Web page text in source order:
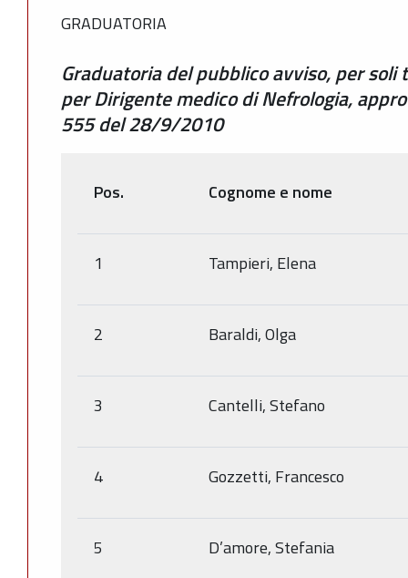
GRADUATORIA
Graduatoria del pubblico avviso, per
per Dirigente medico di Nefrologia,
555 del 28/9/2010
Pos. Cognome e nome
1 Tampieri, Elena
2 Baraldi, Olga
3 Cantelli, Stefano
4 Gozzetti, Francesco
5 D’amore, Stefania